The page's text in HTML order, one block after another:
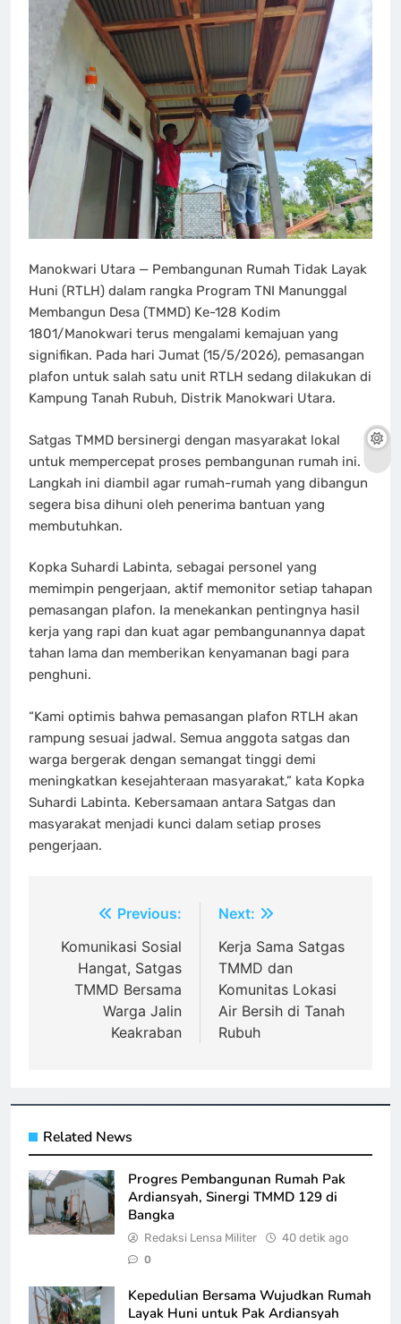
Manokwari Utara — Pembangunan Rumah Tidak Layak
Huni (RTLH) dalam rangka Program TNI Manunggal
Membangun Desa (TMMD) Ke-128 Kodim
1801/Manokwari terus mengalami kemajuan yang
signifikan. Pada hari Jumat (15/5/2026), pemasangan
plafon untuk salah satu unit RTLH sedang dilakukan di
Kampung Tanah Rubuh, Distrik Manokwari Utara.
Satgas TMMD bersinergi dengan masyarakat lokal
untuk mempercepat proses pembangunan rumah ini.
Langkah ini diambil agar rumah-rumah yang dibangun
segera bisa dihuni oleh penerima bantuan yang
membutuhkan.
Kopka Suhardi Labinta, sebagai personel yang
memimpin pengerjaan, aktif memonitor setiap tahapan
pemasangan plafon. Ia menekankan pentingnya hasil
kerja yang rapi dan kuat agar pembangunannya dapat
tahan lama dan memberikan kenyamanan bagi para
penghuni.
“Kami optimis bahwa pemasangan plafon RTLH akan
rampung sesuai jadwal. Semua anggota satgas dan
warga bergerak dengan semangat tinggi demi
meningkatkan kesejahteraan masyarakat,” kata Kopka
Suhardi Labinta. Kebersamaan antara Satgas dan
masyarakat menjadi kunci dalam setiap proses
pengerjaan.
Navigasi
pos
Previous:
Komunikasi Sosial
Hangat, Satgas
TMMD Bersama
Warga Jalin
Keakraban
Next:
Kerja Sama Satgas
TMMD dan
Komunitas Lokasi
Air Bersih di Tanah
Rubuh
Related News
Progres Pembangunan Rumah Pak
Ardiansyah, Sinergi TMMD 129 di
Bangka
Redaksi Lensa Militer 40 detik ago
0
Kepedulian Bersama Wujudkan Rumah
Layak Huni untuk Pak Ardiansyah